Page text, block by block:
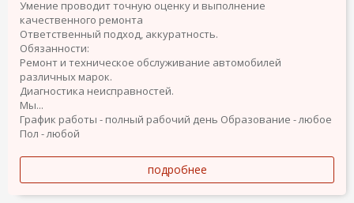
Умение проводит точную оценку и выполнение
качественного ремонта
Ответственный подход, аккуратность.
Обязанности:
Ремонт и техническое обслуживание автомобилей
различных марок.
Диагностика неисправностей.
Мы...
График работы - полный рабочий день Образование - любое
Пол - любой
подробнее